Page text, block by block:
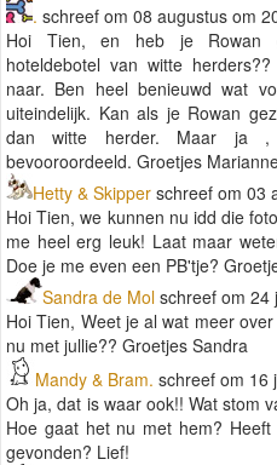
. schreef om 08 augustus om
Hoi Tien, en heb je Rowan
hoteldebotel van witte
naar. Ben heel benieuwd wat
uiteindelijk. Kan als je Rowan
dan witte herder. Maar ja
bevooroordeeld. Groetjes
Hetty & Skipper schreef om 03
Hoi Tien, we kunnen nu idd die
me heel erg leuk! Laat maar
Doe je me even een PB'tje?
Sandra de Mol schreef om 24
Hoi Tien, Weet je al wat meer
nu met jullie?? Groetjes Sandra
Mandy & Bram. schreef om 16
Oh ja, dat is waar ook!! Wat stom
Hoe gaat het nu met hem?
gevonden? Lief!